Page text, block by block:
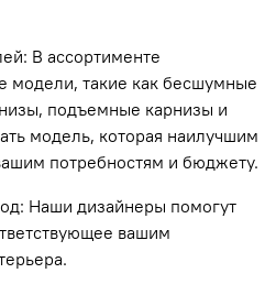
В ассортименте
модели, такие как бесшумные
подъемные карнизы и
модель, которая наилучшим
потребностям и бюджету.
Наши дизайнеры помогут
вашим